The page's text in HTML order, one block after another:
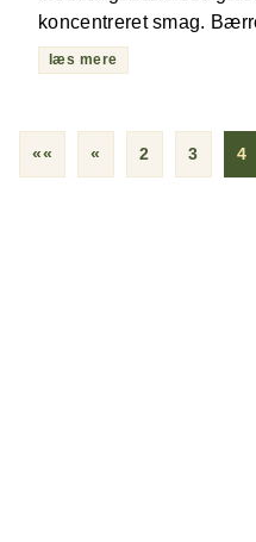
koncentreret smag.
læs mere
«« « 2 3 4